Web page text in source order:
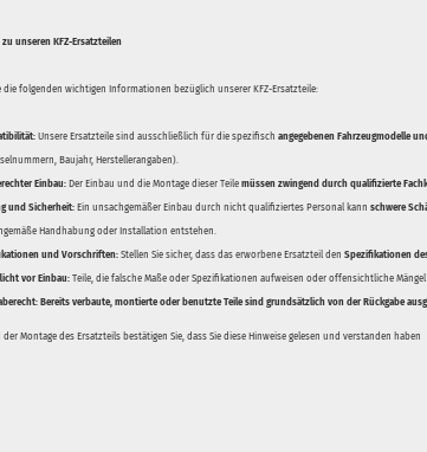
unseren KFZ-Ersatzteilen
die folgenden wichtigen Informationen bezüglich unserer KFZ-Ersatzteile:
Unsere Ersatzteile sind ausschließlich für die spezifisch angegebenen Fahrzeugmodelle
Baujahr, Herstellerangaben).
Einbau: Der Einbau und die Montage dieser Teile müssen zwingend durch qualifizierte
und Sicherheit: Ein unsachgemäßer Einbau durch nicht qualifiziertes Personal kann schwere
Handhabung oder Installation entstehen.
und Vorschriften: Stellen Sie sicher, dass das erworbene Ersatzteil den Spezifikationen
vor Einbau: Teile, die falsche Maße oder Spezifikationen aufweisen oder offensichtliche Mängel
Bereits verbaute, montierte oder benutzte Teile sind grundsätzlich von der Rückgabe
Montage des Ersatzteils bestätigen Sie, dass Sie diese Hinweise gelesen und verstanden haben